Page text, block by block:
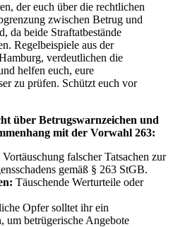
der euch über die rechtlichen
zwischen Betrug und
da beide Straftatbestände
Regelbeispiele aus der
verdeutlichen die
helfen euch, eure
zu prüfen. Schützt euch vor
über Betrugswarnzeichen und
mit der Vorwahl 263:
Vortäuschung falscher Tatsachen zur
gemäß § 263 StGB.
Täuschende Werturteile oder
Opfer solltet ihr ein
um betrügerische Angebote